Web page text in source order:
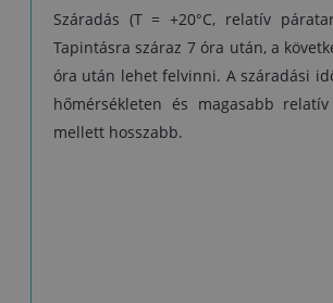
Száradás (T = +20°C, relatív
Tapintásra száraz 7 óra után, a
óra után lehet felvinni. A száradási
hőmérsékleten és magasabb
mellett hosszabb.